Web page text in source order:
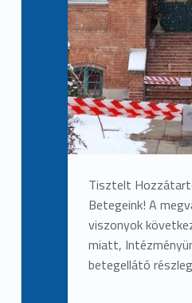
Tisztelt
Betegeink! A
viszonyok
miatt,
betegellátó